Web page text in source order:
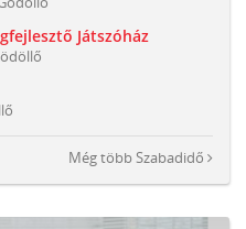
Játszóház
Még többSzabadidő